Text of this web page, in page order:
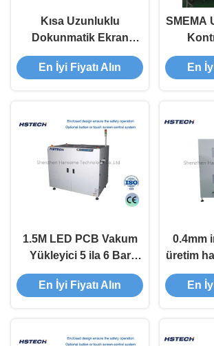
Kısa Uzunluklu
Dokunmatik Ekran
Kontrolü 90 derece Tipi
PCB Bağlantı Yükleyici
En İyi Fiyatı Alın
SMEMA
En
1.5M LED PCB Vakum
Yükleyici 5 ila 6 Bar
Vakum Emme Düğmesi
Dokunmatik Ekran
En İyi Fiyatı Alın
0.4mm
üretim
En